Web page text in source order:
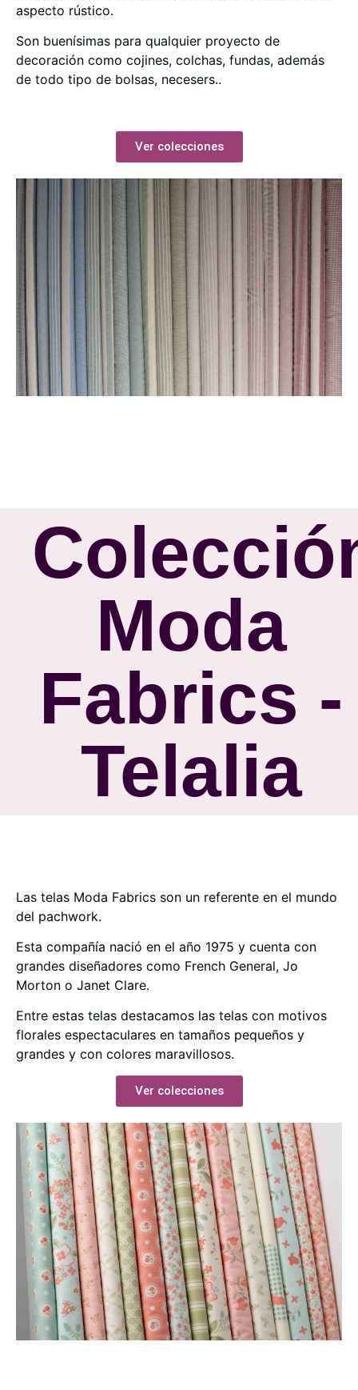
aspecto rústico.
Son buenísimas para qualquier proyecto de
decoración como cojines, colchas, fundas, además
de todo tipo de bolsas, necesers..
Ver colecciones
Moda
Fabrics -
Telalia
Las telas Moda Fabrics son un referente en el mundo
del pachwork.
Esta compañía nació en el año 1975 y cuenta con
grandes diseñadores como French General, Jo
Morton o Janet Clare.
Entre estas telas destacamos las telas con motivos
florales espectaculares en tamaños pequeños y
grandes y con colores maravillosos.
Ver colecciones